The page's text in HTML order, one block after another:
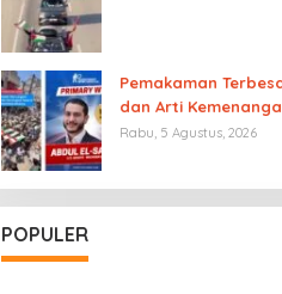
Pemakaman
dan Arti
El-Sayed
Rabu, 5 Agustus, 2026
POPULER